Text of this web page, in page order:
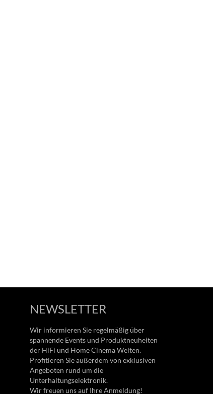
NEWSLETTER
Wir informieren Sie regelmäßig über
spannende Events und Produktneuheiten
der HiFi und Home Cinema Welten.
Profitieren Sie außerdem von exklusiven
Angeboten rund um die
Unterhaltungselektronik.
Wir freuen uns auf Ihre Anmeldung!